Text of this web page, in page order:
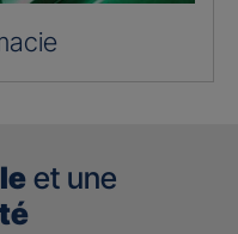
et une